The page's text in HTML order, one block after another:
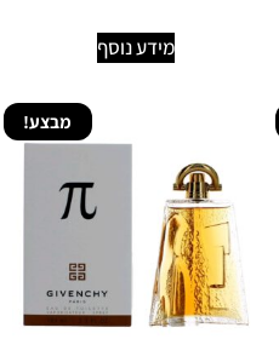
מידע נוסף
מבצע!